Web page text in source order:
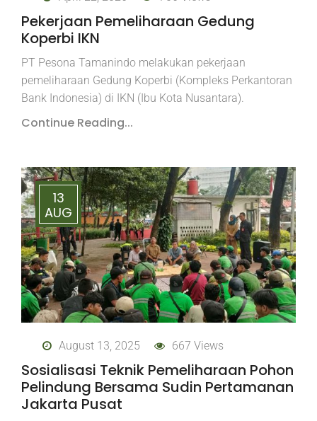
Pekerjaan Pemeliharaan Gedung
Koperbi IKN
PT Pesona Tamanindo melakukan pekerjaan
pemeliharaan Gedung Koperbi (Kompleks Perkantoran
Bank Indonesia) di IKN (Ibu Kota Nusantara).
Continue Reading...
13
AUG
August 13, 2025 667 Views
Sosialisasi Teknik Pemeliharaan Pohon
Pelindung Bersama Sudin Pertamanan
Jakarta Pusat